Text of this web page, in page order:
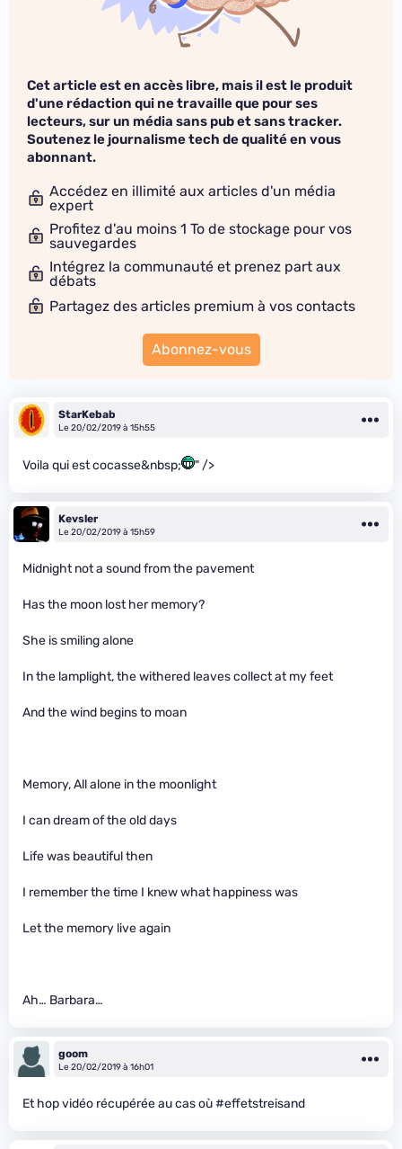
Cet article est en accès libre, mais il est le produit
d'une rédaction qui ne travaille que pour ses
lecteurs, sur un média sans pub et sans tracker.
Soutenez le journalisme tech de qualité en vous
abonnant.
Accédez en illimité aux articles d'un média
expert
Profitez d'au moins 1 To de stockage pour vos
sauvegardes
Intégrez la communauté et prenez part aux
débats
Partagez des articles premium à vos contacts
Abonnez-vous
StarKebab
Le 20/02/2019 à 15h55
Voila qui est cocasse&nbsp; " />
Kevsler
Le 20/02/2019 à 15h59
Midnight not a sound from the pavement
Has the moon lost her memory?
She is smiling alone
In the lamplight, the withered leaves collect at my feet
And the wind begins to moan
Memory, All alone in the moonlight
I can dream of the old days
Life was beautiful then
I remember the time I knew what happiness was
Let the memory live again
Ah… Barbara…
goom
Le 20/02/2019 à 16h01
Et hop vidéo récupérée au cas où #effetstreisand